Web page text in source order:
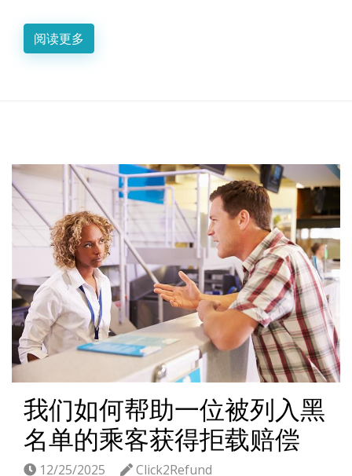
阅读更多
我们如何帮助一位被列入黑
名单的乘客获得拒载赔偿
12/25/2025 Click2Refund